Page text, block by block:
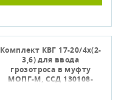
Комплект КВГ 17-20/4х(2-
3,6) для ввода
грозотроса в муфту
МОПГ-М, ССД 130108-